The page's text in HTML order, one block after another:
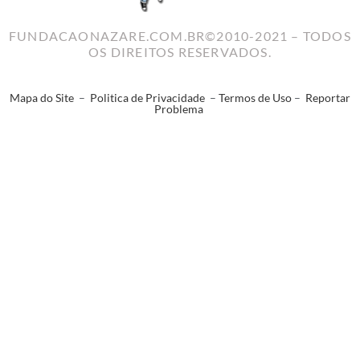
FUNDACAONAZARE.COM.BR©2010-2021 – TODOS
OS DIREITOS RESERVADOS.
Mapa do Site – Politica de Privacidade – Termos de Uso – Reportar
Problema